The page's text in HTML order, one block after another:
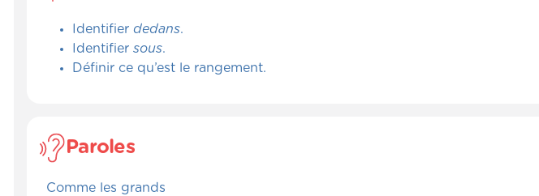
Identifier dedans.
Identifier sous.
Définir ce qu’est le rangement.
Paroles
Comme les grands